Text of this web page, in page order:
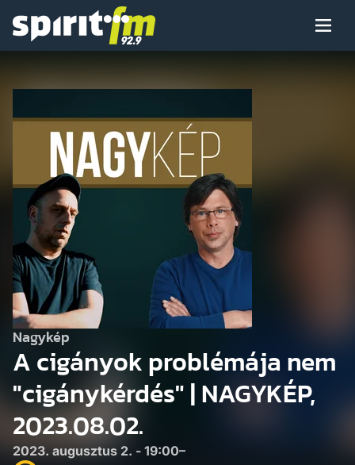
Spirit
Menü
Arcaink
Műsor
Hírek
Nagykép
A cigányok problémája nem
"cigánykérdés" | NAGYKÉP,
2023.08.02.
2023. augusztus 2. - 19:00–